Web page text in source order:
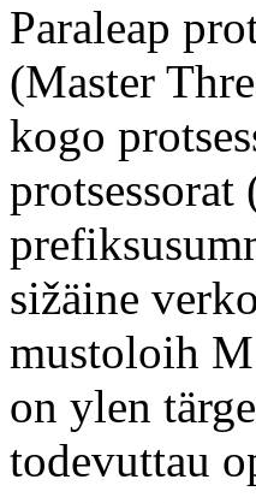
Paraleap
(Master
kogo
sižäine
mustoloih
on ylen
todevuttau